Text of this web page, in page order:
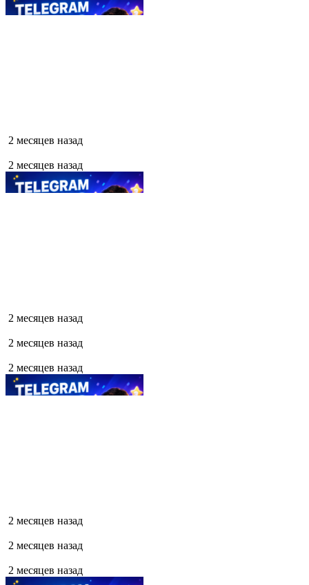
2 месяцев назад
2 месяцев назад
2 месяцев назад
2 месяцев назад
2 месяцев назад
2 месяцев назад
2 месяцев назад
2 месяцев назад